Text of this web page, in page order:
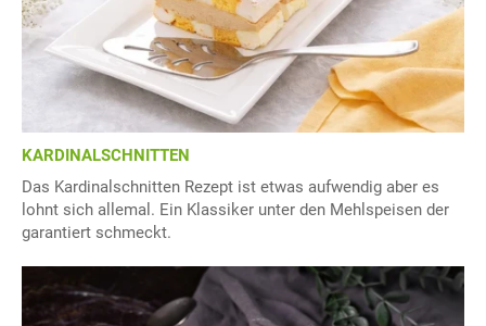
KARDINALSCHNITTEN
Das Kardinalschnitten Rezept ist etwas aufwendig aber es
lohnt sich allemal. Ein Klassiker unter den Mehlspeisen der
garantiert schmeckt.